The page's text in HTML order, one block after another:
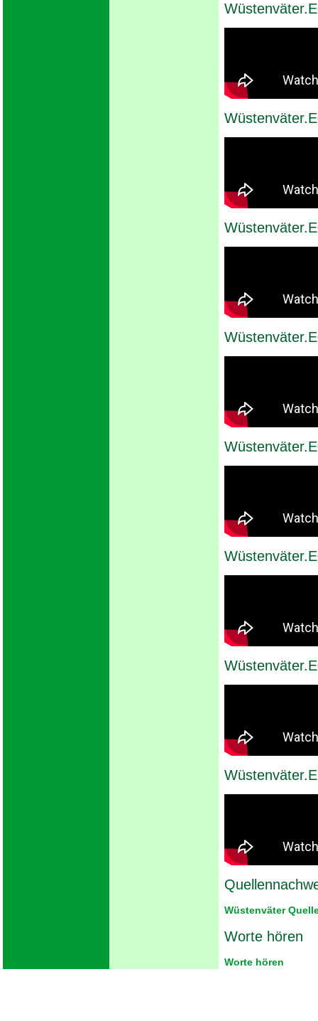
Wüstenväter
Worte hören
Worte hören